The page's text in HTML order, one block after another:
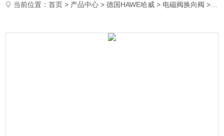
当前位置：首页 > 产品中心 >德国HAWE哈威 > 电磁阀换向阀 > GS2-3-G24德国HAWE哈威电磁阀GS2-3原装现货